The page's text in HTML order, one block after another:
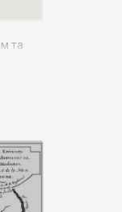
та